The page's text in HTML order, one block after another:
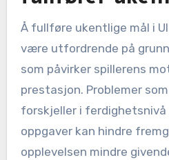
Å fullføre ukentlige mål i
være utfordrende på
som påvirker spillerens
prestasjon. Problemer
forskjeller i ferdighetsnivå
oppgaver kan hindre
opplevelsen mindre